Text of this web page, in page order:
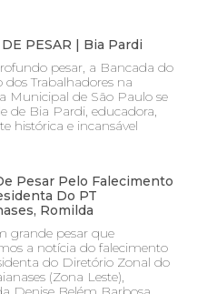
PESAR | Bia Pardi
pesar, a Bancada do
dos Trabalhadores na
Municipal de São Paulo se
de Bia Pardi, educadora,
histórica e incansável
Pesar Pelo Falecimento
Do PT
Romilda
grande pesar que
a notícia do falecimento
do Diretório Zonal do
(Zona Leste),